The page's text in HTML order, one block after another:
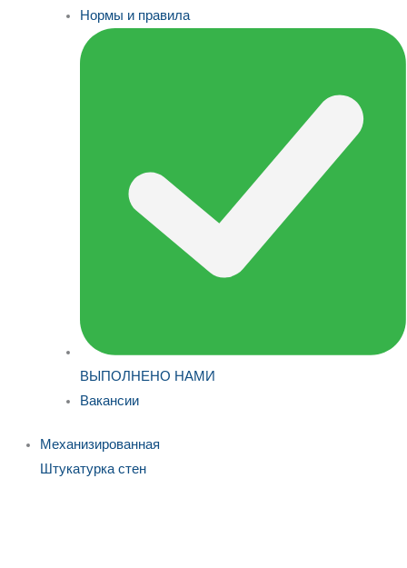
Нормы и правила
ВЫПОЛНЕНО НАМИ
Вакансии
Механизированная
Штукатурка стен